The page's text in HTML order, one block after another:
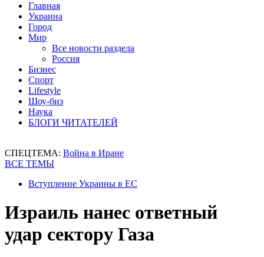
Главная
Украина
Город
Мир
Все новости раздела
Россия
Бизнес
Спорт
Lifestyle
Шоу-биз
Наука
БЛОГИ ЧИТАТЕЛЕЙ
СПЕЦТЕМА: Война в Иране
ВСЕ ТЕМЫ
Вступление Украины в ЕС
Израиль нанес ответный
удар сектору Газа